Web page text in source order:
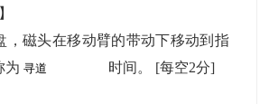
】
，磁头在移动臂的带动下移动到指
为
时间。 [每空2分]